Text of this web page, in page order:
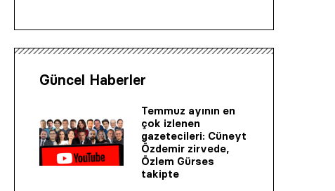
Güncel Haberler
Temmuz ayının en
çok izlenen
gazetecileri: Cüneyt
Özdemir zirvede,
Özlem Gürses
takipte